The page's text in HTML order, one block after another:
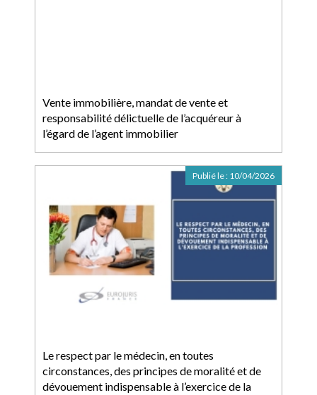
Vente immobilière, mandat de vente et
responsabilité délictuelle de l’acquéreur à
l’égard de l’agent immobilier
Le respect par le médecin, en toutes
circonstances, des principes de moralité et de
dévouement indispensable à l’exercice de la
Publié le : 10/04/2026